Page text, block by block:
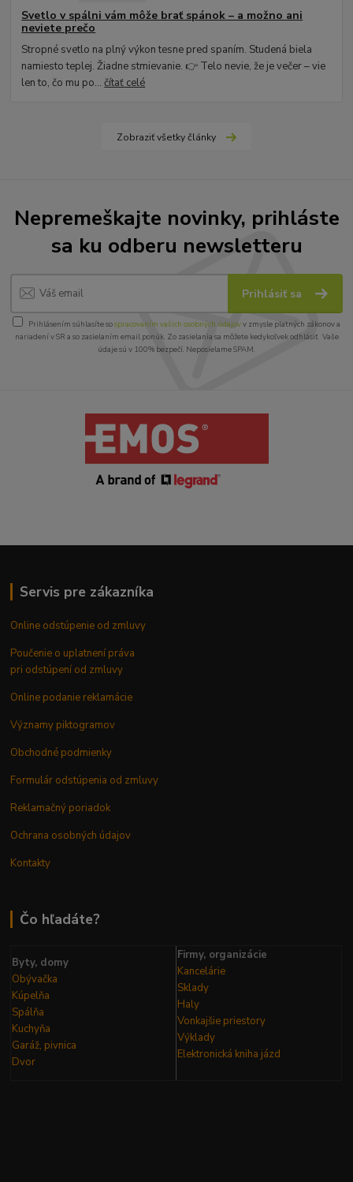
Svetlo v spálni vám môže brať spánok – a možno ani
neviete prečo
Stropné svetlo na plný výkon tesne pred spaním. Studená biela
namiesto teplej. Žiadne stmievanie. 👉 Telo nevie, že je večer – vie
len to, čo mu po...čítať celé
Zobraziť všetky články
Nepremeškajte novinky, prihláste
sa ku odberu newsletteru
Prihlásiť sa
Prihlásením súhlasíte sospracovaním vašich osobných údajovv zmysle platných zákonov a
nariadení v SR a so zasielaním email ponúk. Zo zasielania sa môžete kedykoľvek odhlásiť. Vaše
údaje sú v 100% bezpečí. Neposielame SPAM.
Servis pre zákazníka
Online odstúpenie od zmluvy
Poučenie o uplatnení práva
pri odstúpení od zmluvy
Online podanie reklamácie
Významy piktogramov
Obchodné podmienky
Formulár odstúpenia od zmluvy
Reklamačný poriadok
Ochrana osobných údajov
Kontakty
Čo hľadáte?
Byty, domy
Obývačka
Kúpelňa
Spálňa
Kuchyňa
Garáž, pivnica
Dvor
Firmy, organizácie
Kancelárie
Sklady
Haly
Vonkajšie priestory
Výklady
Elektronická kniha jázd